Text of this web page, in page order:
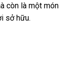
còn là một món
sở hữu.